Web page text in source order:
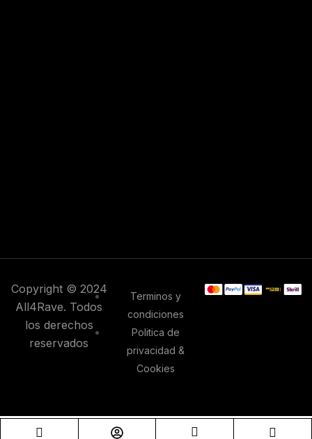
Copyright © 2024
All4Rave. Todos
los derechos
reservados
Terminos y
condiciones
Politica de
privacidad &
Cookies